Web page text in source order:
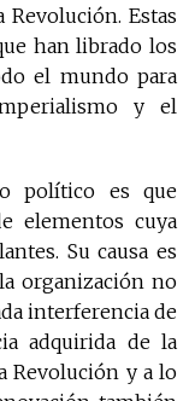
Estas
han librado los
el mundo para
y el
político es que
elementos cuya
Su causa es
organización no
interferencia de
adquirida de la
Revolución y a lo